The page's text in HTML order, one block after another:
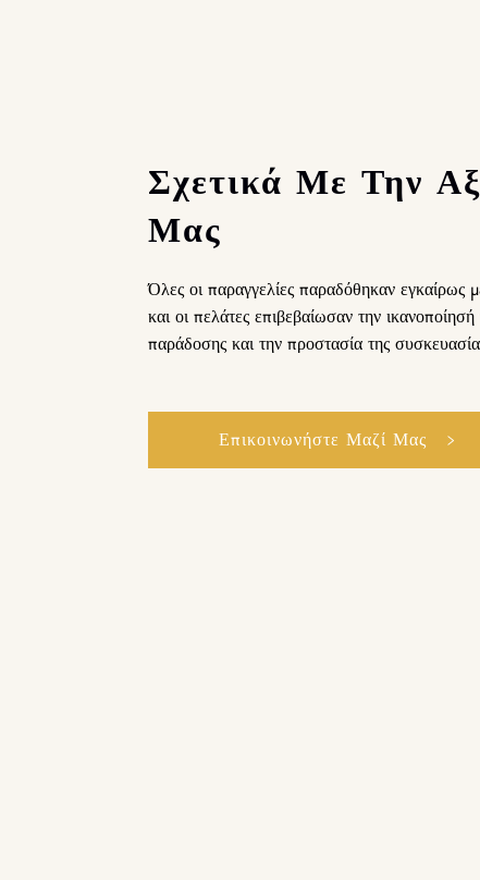
Σχετικά Με Την
Μας
Όλες οι παραγγελίες παραδόθηκαν εγκαίρως
και οι πελάτες επιβεβαίωσαν την
παράδοσης και την προστασία της
Επικοινωνήστε Μαζί Μας